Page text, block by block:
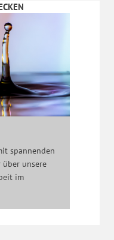
spannenden
über unsere
im